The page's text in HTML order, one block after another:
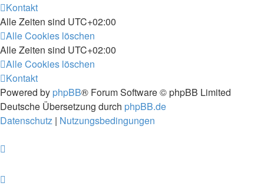
Kontakt
Alle Zeiten sind UTC+02:00
Alle Cookies löschen
Alle Zeiten sind UTC+02:00
Alle Cookies löschen
Kontakt
Powered by phpBB® Forum Software © phpBB Limited
Deutsche Übersetzung durch phpBB.de
Datenschutz | Nutzungsbedingungen